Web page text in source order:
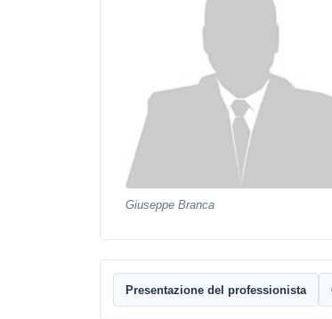
Giuseppe Branca
Presentazione del professionista